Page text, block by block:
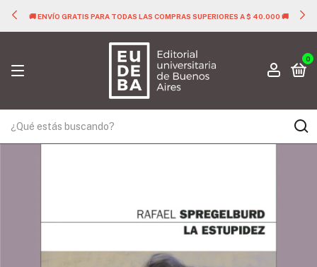
🚚 ENVÍO GRATIS PARA TODAS LAS COMPRAS SUPERIORES A $ 40.000 🚚
0